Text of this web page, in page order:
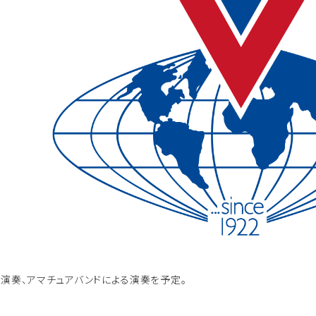
奏、アマチュアバンドによる演奏を予定。